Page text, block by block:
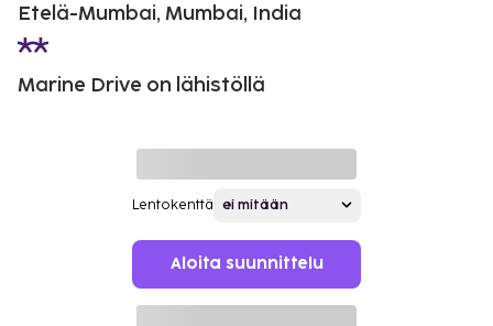
Etelä-Mumbai, Mumbai, India
Marine Drive on lähistöllä
Lentokenttä
Aloita suunnittelu